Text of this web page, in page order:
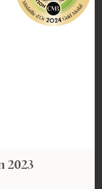
2023